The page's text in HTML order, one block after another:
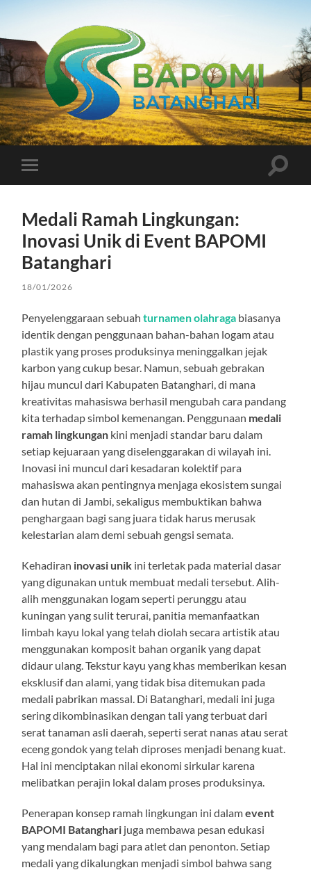
Bapomi
Batanghari
Toggle
mobile
Toggle
Medali Ramah Lingkungan:
Inovasi Unik di Event BAPOMI
Batanghari
18/01/2026
Penyelenggaraan sebuahturnamen olahraga biasanya
identik dengan penggunaan bahan-bahan logam atau
plastik yang proses produksinya meninggalkan jejak
karbon yang cukup besar. Namun, sebuah gebrakan
hijau muncul dari Kabupaten Batanghari, di mana
kreativitas mahasiswa berhasil mengubah cara pandang
kita terhadap simbol kemenangan. Penggunaan medali
ramah lingkungan kini menjadi standar baru dalam
setiap kejuaraan yang diselenggarakan di wilayah ini.
Inovasi ini muncul dari kesadaran kolektif para
mahasiswa akan pentingnya menjaga ekosistem sungai
dan hutan di Jambi, sekaligus membuktikan bahwa
penghargaan bagi sang juara tidak harus merusak
kelestarian alam demi sebuah gengsi semata.
Kehadiran inovasi unik ini terletak pada material dasar
yang digunakan untuk membuat medali tersebut. Alih-
alih menggunakan logam seperti perunggu atau
kuningan yang sulit terurai, panitia memanfaatkan
limbah kayu lokal yang telah diolah secara artistik atau
menggunakan komposit bahan organik yang dapat
didaur ulang. Tekstur kayu yang khas memberikan kesan
eksklusif dan alami, yang tidak bisa ditemukan pada
medali pabrikan massal. Di Batanghari, medali ini juga
sering dikombinasikan dengan tali yang terbuat dari
serat tanaman asli daerah, seperti serat nanas atau serat
eceng gondok yang telah diproses menjadi benang kuat.
Hal ini menciptakan nilai ekonomi sirkular karena
melibatkan perajin lokal dalam proses produksinya.
Penerapan konsep ramah lingkungan ini dalamevent
BAPOMI Batanghari juga membawa pesan edukasi
yang mendalam bagi para atlet dan penonton. Setiap
medali yang dikalungkan menjadi simbol bahwa sang